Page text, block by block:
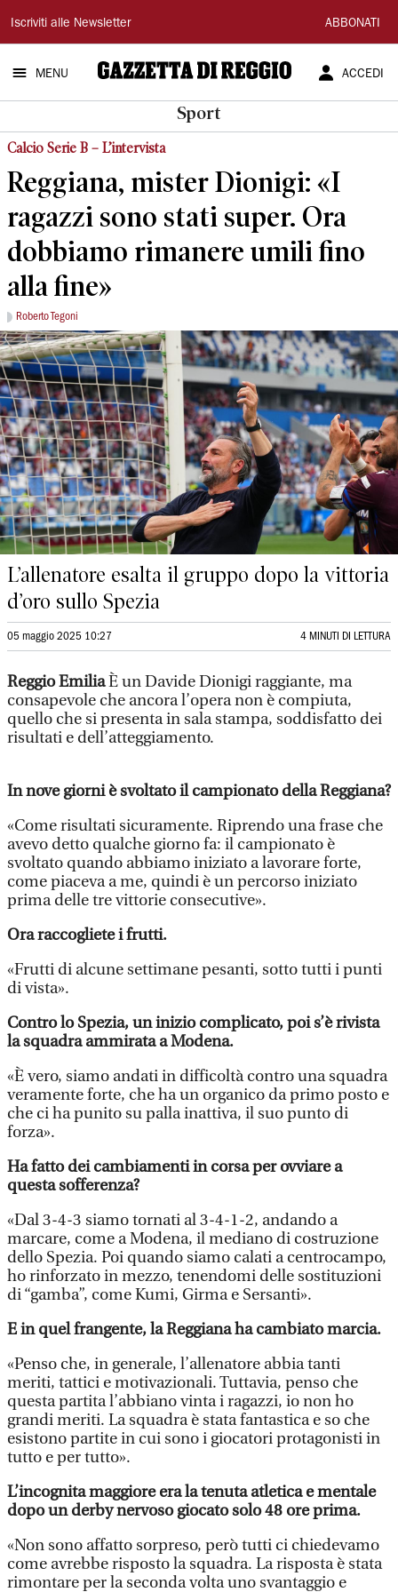
Gazzetta
di
Reggio
Iscriviti alle Newsletter ABBONATI
MENU ACCEDI
Sport
Calcio Serie B – L’intervista
Reggiana, mister Dionigi: «I
ragazzi sono stati super. Ora
dobbiamo rimanere umili fino
alla fine»
Roberto Tegoni
L’allenatore esalta il gruppo dopo la vittoria
d’oro sullo Spezia
05 maggio 2025 10:27 4 MINUTI DI LETTURA
Reggio EmiliaÈ un Davide Dionigi raggiante, ma
consapevole che ancora l’opera non è compiuta,
quello che si presenta in sala stampa, soddisfatto dei
risultati e dell’atteggiamento.
In nove giorni è svoltato il campionato della Reggiana?
«Come risultati sicuramente. Riprendo una frase che
avevo detto qualche giorno fa: il campionato è
svoltato quando abbiamo iniziato a lavorare forte,
come piaceva a me, quindi è un percorso iniziato
prima delle tre vittorie consecutive».
Ora raccogliete i frutti.
«Frutti di alcune settimane pesanti, sotto tutti i punti
di vista».
Contro lo Spezia, un inizio complicato, poi s’è rivista
la squadra ammirata a Modena.
«È vero, siamo andati in difficoltà contro una squadra
veramente forte, che ha un organico da primo posto e
che ci ha punito su palla inattiva, il suo punto di
forza».
Ha fatto dei cambiamenti in corsa per ovviare a
questa sofferenza?
«Dal 3-4-3 siamo tornati al 3-4-1-2, andando a
marcare, come a Modena, il mediano di costruzione
dello Spezia. Poi quando siamo calati a centrocampo,
ho rinforzato in mezzo, tenendomi delle sostituzioni
di “gamba”, come Kumi, Girma e Sersanti».
E in quel frangente, la Reggiana ha cambiato marcia.
«Penso che, in generale, l’allenatore abbia tanti
meriti, tattici e motivazionali. Tuttavia, penso che
questa partita l’abbiano vinta i ragazzi, io non ho
grandi meriti. La squadra è stata fantastica e so che
esistono partite in cui sono i giocatori protagonisti in
tutto e per tutto».
L’incognita maggiore era la tenuta atletica e mentale
dopo un derby nervoso giocato solo 48 ore prima.
«Non sono affatto sorpreso, però tutti ci chiedevamo
come avrebbe risposto la squadra. La risposta è stata
rimontare per la seconda volta uno svantaggio e